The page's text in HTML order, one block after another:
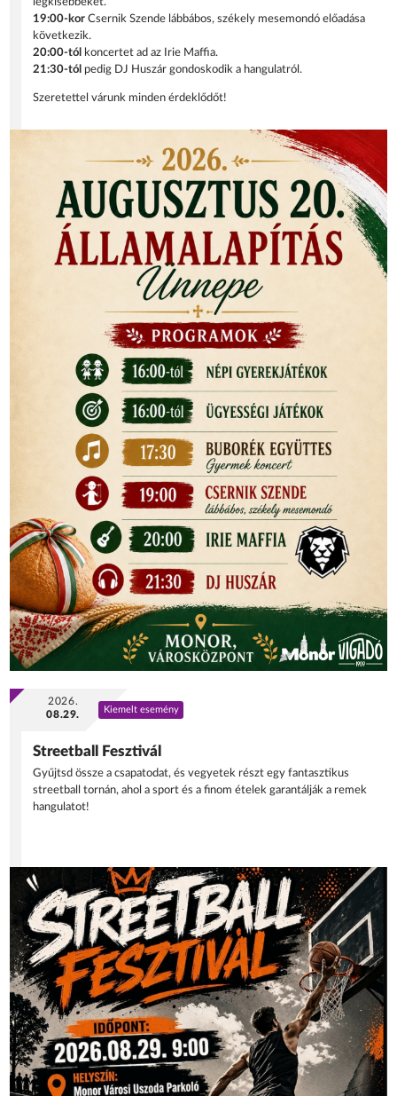
19:00-korCsernik Szende lábbábos, székely mesemondó előadása
következik.
20:00-tól
koncertet ad az Irie Maffia.
21:30-tól pedig DJ Huszár gondoskodik a hangulatról.
Szeretettel várunk minden érdeklődőt!
2026.
08.29.
Kiemelt esemény
Streetball Fesztivál
Gyűjtsd össze a csapatodat, és vegyetek részt egy fantasztikus
streetball tornán, ahol a sport és a finom ételek garantálják a remek
hangulatot!